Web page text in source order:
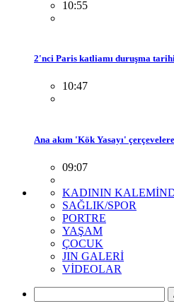
10:55
2'nci Paris katliamı duruşma
10:47
Ana akım 'Kök Yasayı' çerçevelere
09:07
KADININ
SAĞLIK/SPOR
PORTRE
YAŞAM
ÇOCUK
JIN GALERİ
VİDEOLAR